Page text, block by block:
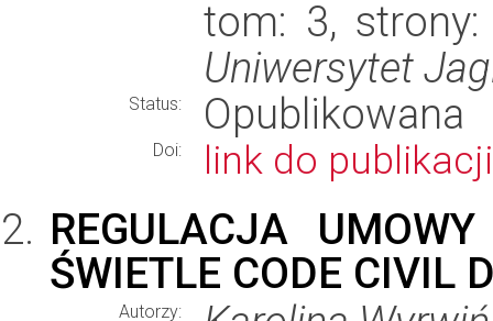
tom: 3,
Uniwersytet
Status: Opublikowana
Doi: link do publikacji
REGULACJA
ŚWIETLE CODE CIVIL
Autorzy: